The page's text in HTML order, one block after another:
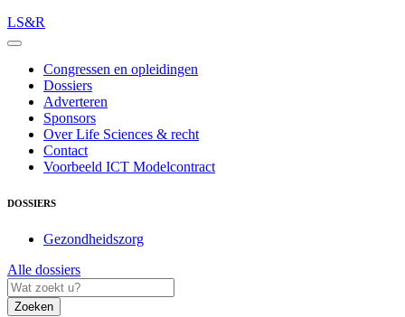
LS&R
Congressen en opleidingen
Dossiers
Adverteren
Sponsors
Over Life Sciences & recht
Contact
Voorbeeld ICT Modelcontract
DOSSIERS
Gezondheidszorg
Alle dossiers
Zoeken